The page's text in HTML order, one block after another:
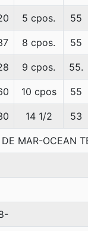
5 cpos. 55
8 cpos. 55
9 cpos. 55.
10 cpos 55
14 1/2 53
MAR-OCEAN